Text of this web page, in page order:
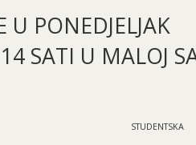
U PONEDJELJAK
SATI U MALOJ
2018. godine